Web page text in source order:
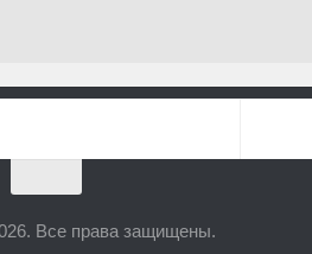
Все права защищены.